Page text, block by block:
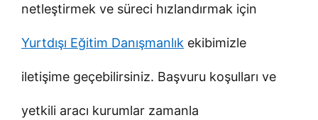
netleştirmek ve süreci hızlandırmak için
Yurtdışı Eğitim Danışmanlık ekibimizle
iletişime geçebilirsiniz. Başvuru koşulları ve
yetkili aracı kurumlar zamanla